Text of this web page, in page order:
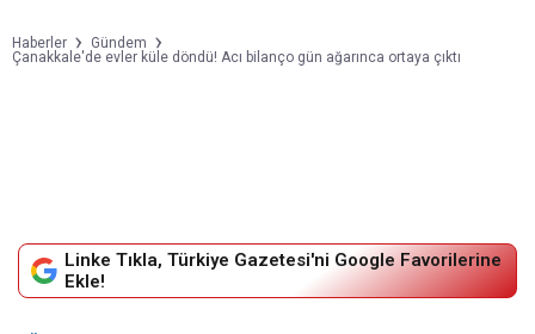
Haberler
Gündem
Çanakkale'de evler küle döndü! Acı bilanço gün ağarınca ortaya çıktı
Linke Tıkla, Türkiye Gazetesi'ni Google Favorilerine
Ekle!